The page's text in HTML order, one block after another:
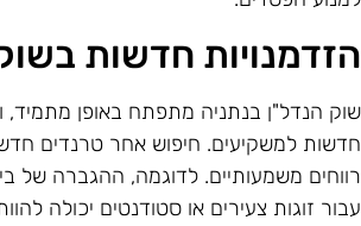
חדשות
הנדל"ן בנתניה מתפתח באופן מתמיד,
למשקיעים. חיפוש אחר טרנדים
משמעותיים. לדוגמה, ההגברה של
זוגות צעירים או סטודנטים יכולה